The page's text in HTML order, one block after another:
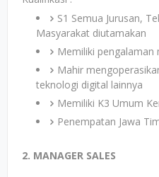
S1 Semua Jurusan,
Masyarakat diutamakan
Memiliki pengalaman
Mahir
teknologi digital lainnya
Memiliki K3 Umum
Penempatan Jawa
2. MANAGER SALES